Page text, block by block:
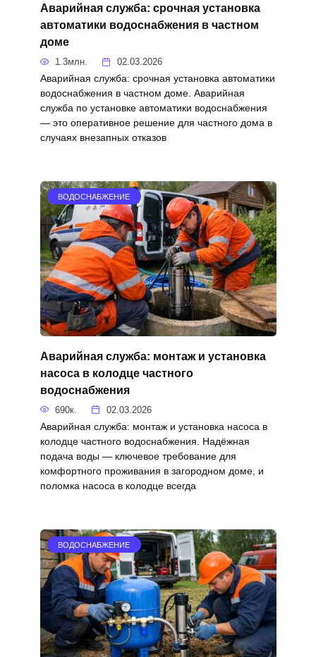
Аварийная служба: срочная установка
автоматики водоснабжения в частном
доме
1.3млн. 02.03.2026
Аварийная служба: срочная установка автоматики
водоснабжения в частном доме. Аварийная
служба по установке автоматики водоснабжения
— это оперативное решение для частного дома в
случаях внезапных отказов
ВОДОСНАБЖЕНИЕ
Аварийная служба: монтаж и установка
насоса в колодце частного
водоснабжения
690к. 02.03.2026
Аварийная служба: монтаж и установка насоса в
колодце частного водоснабжения. Надёжная
подача воды — ключевое требование для
комфортного проживания в загородном доме, и
поломка насоса в колодце всегда
ВОДОСНАБЖЕНИЕ